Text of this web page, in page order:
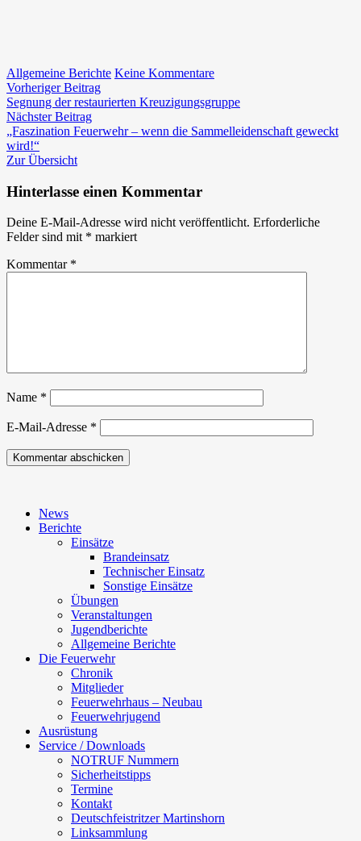
Allgemeine Berichte Keine Kommentarezu
Feuerwehrhaus
ab
Beitragsnavigation
Vorheriger BeitragVorheriger
Beitrag:
Segnung der restaurierten Kreuzigungsgruppe
Nächster BeitragNächster
Beitrag:
„Faszination Feuerwehr – wenn die Sammelleidenschaft geweckt
wird!“
Zur Übersicht
Hinterlasse einen Kommentar
Deine E-Mail-Adresse wird nicht veröffentlicht. Erforderliche
Felder sind mit * markiert
Kommentar *
Name *
E-Mail-Adresse *
News
Berichte
Einsätze
Brandeinsatz
Technischer Einsatz
Sonstige Einsätze
Übungen
Veranstaltungen
Jugendberichte
Allgemeine Berichte
Die Feuerwehr
Chronik
Mitglieder
Feuerwehrhaus – Neubau
Feuerwehrjugend
Ausrüstung
Service / Downloads
NOTRUF Nummern
Sicherheitstipps
Termine
Kontakt
Deutschfeistritzer Martinshorn
Linksammlung